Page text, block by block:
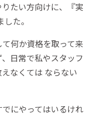
たい方向けに、『実
た。
何か資格を取って来
日常で私やスタッフ
なくては ならない
にやってはいるけれ